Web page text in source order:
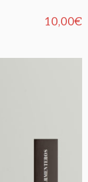
10,00€